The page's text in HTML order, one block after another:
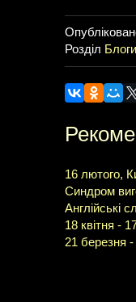
Розділ Блоги
16 лютого,
Синдром
Англійські
18 квітня -
21 березня -